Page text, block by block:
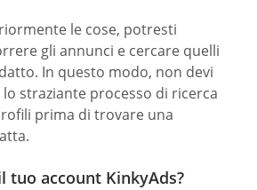
le cose, potresti
gli annunci e cercare quelli
In questo modo, non devi
straziante processo di ricerca
prima di trovare una
tuo account KinkyAds?